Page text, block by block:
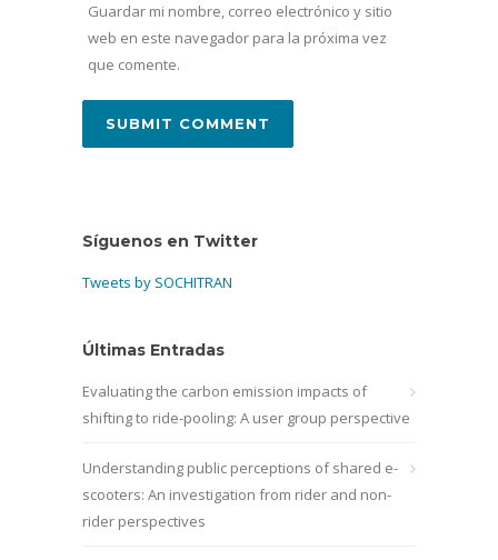
Guardar mi nombre, correo electrónico y sitio
web en este navegador para la próxima vez
que comente.
Síguenos en Twitter
Tweets by SOCHITRAN
Últimas Entradas
Evaluating the carbon emission impacts of
shifting to ride-pooling: A user group perspective
Understanding public perceptions of shared e-
scooters: An investigation from rider and non-
rider perspectives